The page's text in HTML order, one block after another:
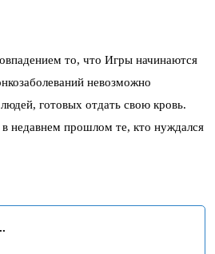
то, что Игры начинаются
невозможно
готовых отдать свою кровь.
недавнем прошлом те, кто нуждался